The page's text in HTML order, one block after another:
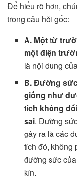
Để hiểu rõ hơn,
trong câu hỏi gốc:
A. Một từ
một điện
là nội dung
B. Đường
giống như
tích không
sai. Đường
gây ra là các
tích đó, không
đường sức
kín.